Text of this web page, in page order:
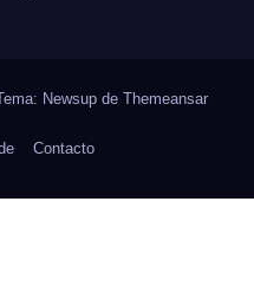
Newsup de Themeansar
Contacto